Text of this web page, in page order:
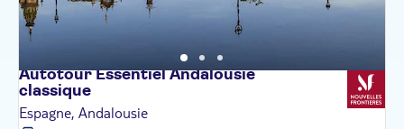
Autotour Essentiel Andalousie
classique
Espagne, Andalousie